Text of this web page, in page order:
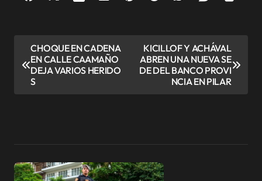
a
c
CHOQUE EN CADENA
EN CALLE CAAMAÑO
DEJA VARIOS HERIDO
S
KICILLOF Y ACHÁVAL
ABREN UNA NUEVA SE
DE DEL BANCO PROVI
NCIA EN PILAR